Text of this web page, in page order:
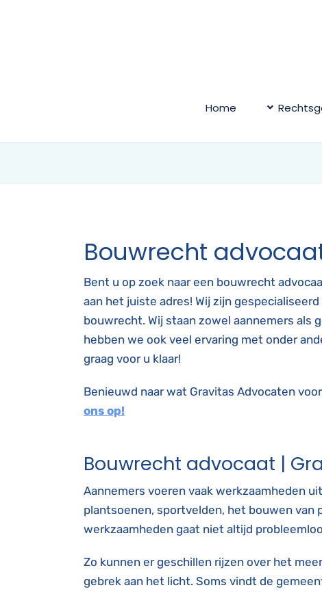
Home
Bouwrecht
Bent u op zoek naar een bouwrecht
aan het juiste adres! Wij zijn
bouwrecht. Wij staan zowel aannemers als
hebben we ook veel ervaring met onder
graag voor u klaar!
Benieuwd naar wat Gravitas Advocaten
ons op!
Bouwrecht advocaat |
Aannemers voeren vaak werkzaamheden
plantsoenen, sportvelden, het bouwen van
werkzaamheden gaat niet altijd
Zo kunnen er geschillen rijzen over het
gebrek aan het licht. Soms vindt de